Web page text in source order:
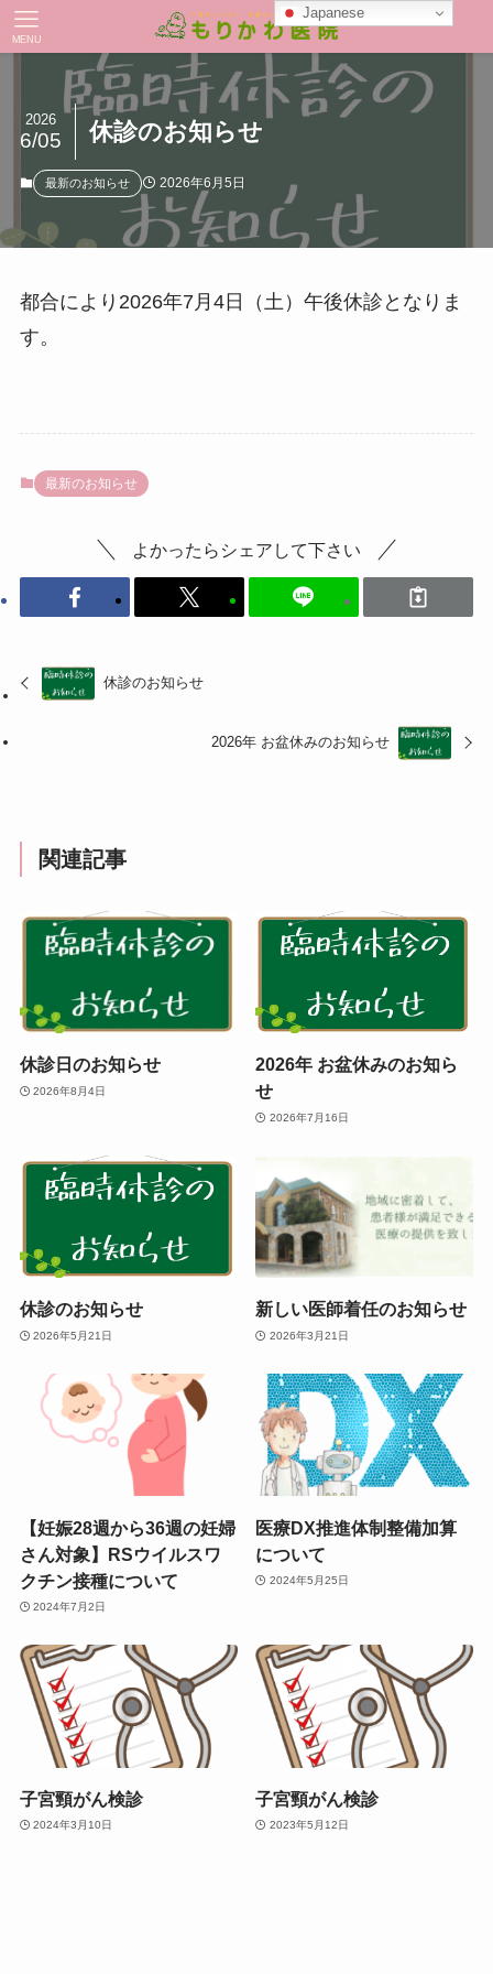
MENU
休診のお知らせ
2026
6/05
最新のお知らせ 2026年6月5日
都合により2026年7月4日（土）午後休診となりま
す。
最新のお知らせ
よかったらシェアして下さい
休診のお知らせ
2026年 お盆休みのお知らせ
関連記事
休診日のお知らせ
2026年8月4日
2026年 お盆休みのお知ら
せ
2026年7月16日
休診のお知らせ
2026年5月21日
新しい医師着任のお知らせ
2026年3月21日
【妊娠28週から36週の妊婦
さん対象】RSウイルスワ
クチン接種について
2024年7月2日
医療DX推進体制整備加算
について
2024年5月25日
子宮頸がん検診
2024年3月10日
子宮頸がん検診
2023年5月12日
Japanese